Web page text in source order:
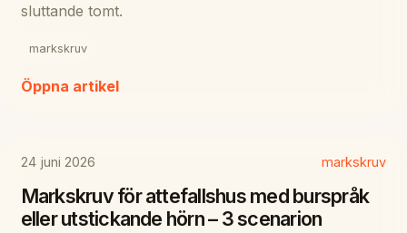
sluttande tomt.
markskruv
Öppna artikel
24 juni 2026 markskruv
Markskruv för attefallshus med burspråk
eller utstickande hörn – 3 scenarion